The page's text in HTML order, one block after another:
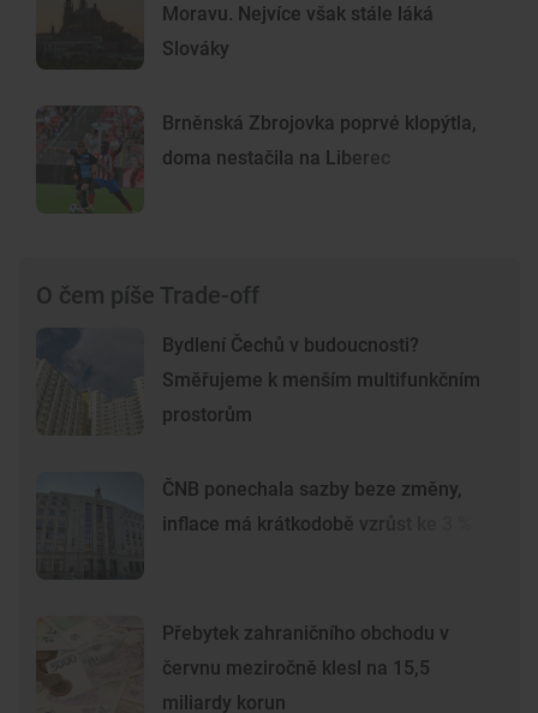
Moravu. Nejvíce však stále láká
Slováky
Brněnská Zbrojovka poprvé klopýtla,
doma nestačila na Liberec
O čem píše Trade-off
Bydlení Čechů v budoucnosti?
Směřujeme k menším multifunkčním
prostorům
ČNB ponechala sazby beze změny,
inflace má krátkodobě vzrůst ke 3 %
Přebytek zahraničního obchodu v
červnu meziročně klesl na 15,5
miliardy korun